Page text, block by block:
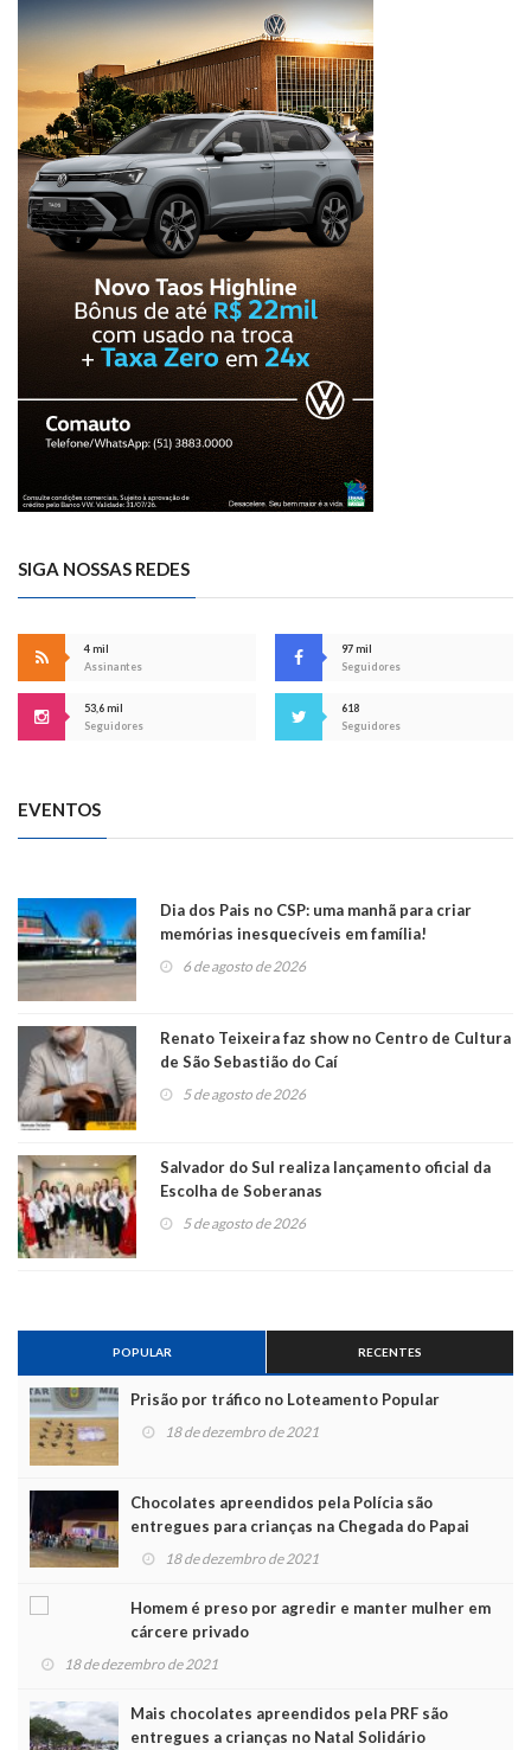
SIGA NOSSAS REDES
4 mil
Assinantes
97 mil
Seguidores
53,6 mil
Seguidores
618
Seguidores
EVENTOS
Dia dos Pais no CSP: uma manhã para criar
memórias inesquecíveis em família!
6 de agosto de 2026
Renato Teixeira faz show no Centro de Cultura
de São Sebastião do Caí
5 de agosto de 2026
Salvador do Sul realiza lançamento oficial da
Escolha de Soberanas
5 de agosto de 2026
POPULAR RECENTES
Prisão por tráfico no Loteamento Popular
18 de dezembro de 2021
Chocolates apreendidos pela Polícia são
entregues para crianças na Chegada do Papai
Noel
18 de dezembro de 2021
Homem é preso por agredir e manter mulher em
cárcere privado
18 de dezembro de 2021
Mais chocolates apreendidos pela PRF são
entregues a crianças no Natal Solidário